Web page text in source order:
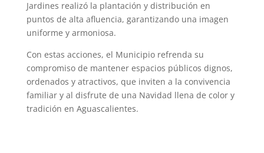
Jardines realizó la plantación y distribución en
puntos de alta afluencia, garantizando una imagen
uniforme y armoniosa.
Con estas acciones, el Municipio refrenda su
compromiso de mantener espacios públicos dignos,
ordenados y atractivos, que inviten a la convivencia
familiar y al disfrute de una Navidad llena de color y
tradición en Aguascalientes.